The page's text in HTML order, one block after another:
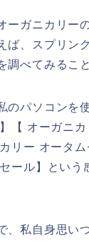
ーガニカリー
ば、スプリン
調べてみるこ
のパソコンを
【 オーガニ
リー オータ
ール】という
、私自身思い